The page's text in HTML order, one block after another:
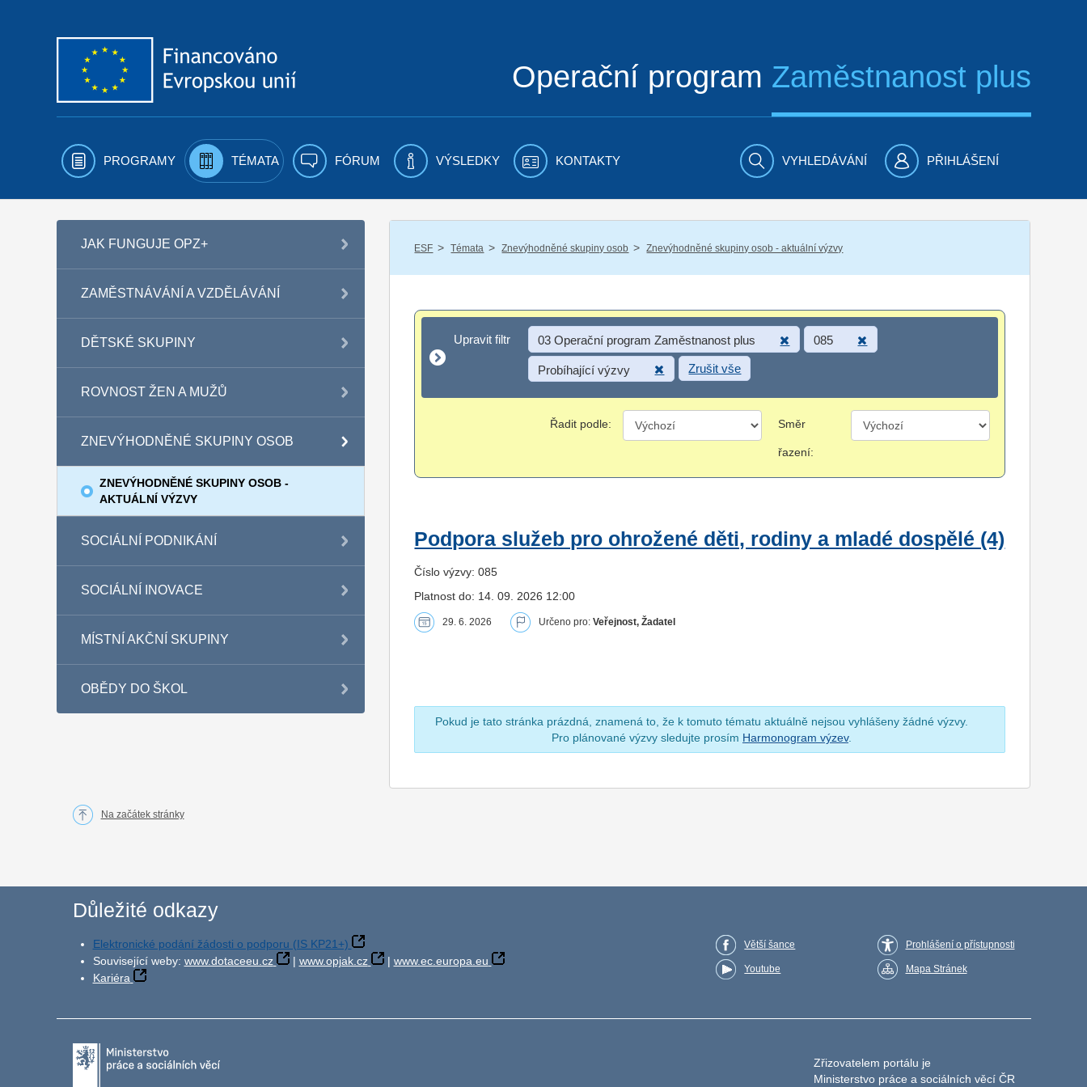
Operační program Zaměstnanost plus
PROGRAMY TÉMATA FÓRUM VÝSLEDKY KONTAKTY VYHLEDÁVÁNÍ PŘIHLÁŠENÍ
JAK FUNGUJE OPZ+
ZAMĚSTNÁVÁNÍ A VZDĚLÁVÁNÍ
DĚTSKÉ SKUPINY
ROVNOST ŽEN A MUŽŮ
ZNEVÝHODNĚNÉ SKUPINY OSOB
ZNEVÝHODNĚNÉ SKUPINY OSOB -
AKTUÁLNÍ VÝZVY
SOCIÁLNÍ PODNIKÁNÍ
SOCIÁLNÍ INOVACE
MÍSTNÍ AKČNÍ SKUPINY
OBĚDY DO ŠKOL
ESF / Témata / Znevýhodněné skupiny osob / Znevýhodněné skupiny osob - aktuální výzvy
Upravit filtr
Upravit filtr 03 Operační program Zaměstnanost plus 085
Probíhající výzvy Zrušit vše
Řadit podle: Směr
řazení:
Podpora služeb pro ohrožené děti, rodiny a mladé dospělé (4)
Číslo výzvy: 085
Platnost do: 14. 09. 2026 12:00
29. 6. 2026 Určeno pro:Veřejnost, Žadatel
Pokud je tato stránka prázdná, znamená to, že k tomuto tématu aktuálně nejsou vyhlášeny žádné výzvy.
Pro plánované výzvy sledujte prosím Harmonogram výzev.
Na začátek stránky
Důležité odkazy
Elektronické podání žádosti o podporu (IS KP21+)
Související weby: www.dotaceeu.cz | www.opjak.cz | www.ec.europa.eu
Kariéra
Větší šance
Youtube
Prohlášení o přístupnosti
Mapa Stránek
Zřizovatelem portálu je
Ministerstvo práce a sociálních věcí ČR